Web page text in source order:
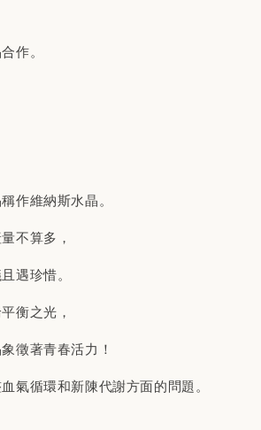
作。
作維納斯水晶。
不算多，
遇珍惜。
衡之光，
徵著青春活力！
氣循環和新陳代謝方面的問題。